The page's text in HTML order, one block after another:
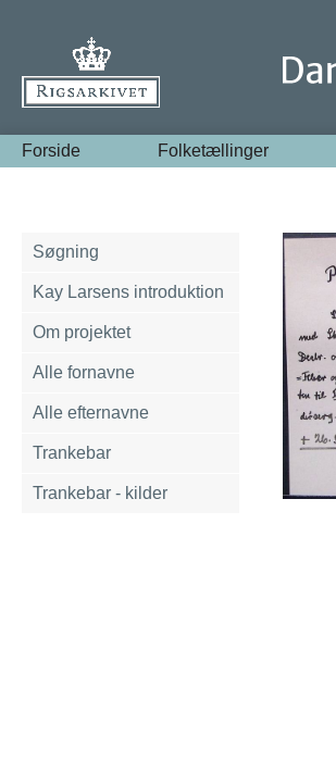
Forside Folketællinger
Søgning
Kay Larsens introduktion
Om projektet
Alle fornavne
Alle efternavne
Trankebar
Trankebar - kilder